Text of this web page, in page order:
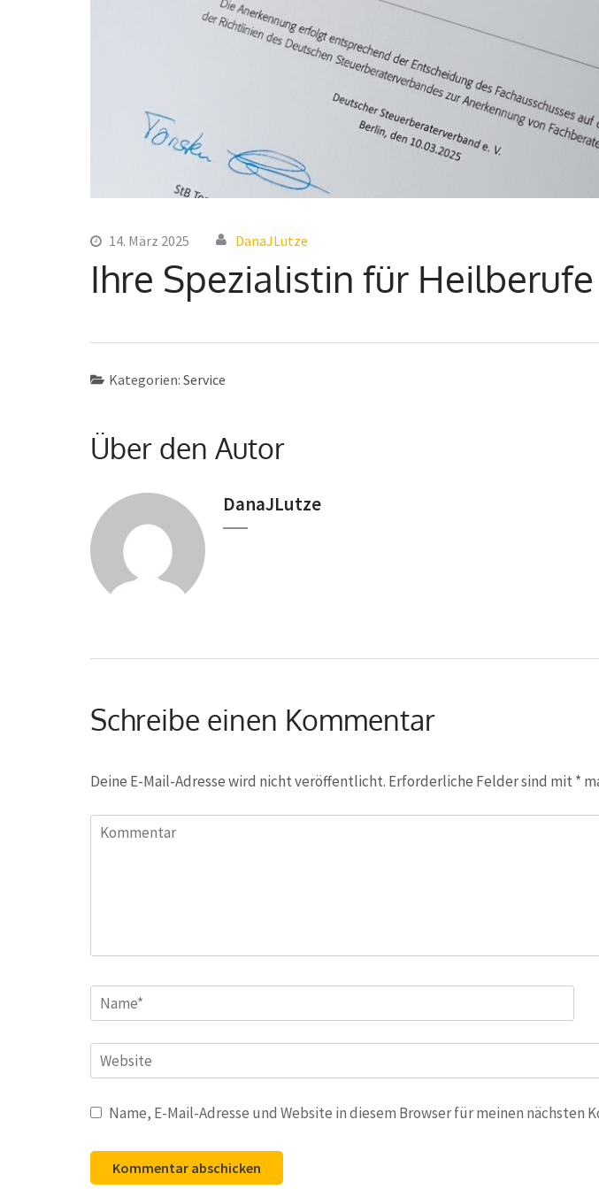
14. März 2025 DanaJLutze
Ihre Spezialistin für
Kategorien: Service
Über den Autor
DanaJLutze
Schreibe einen Kommentar
Deine E-Mail-Adresse wird nicht veröffentlicht. Erforderliche Felder sind mit *
Kommentar
Name*
Website
Name, E-Mail-Adresse und Website in diesem Browser für meinen nächsten